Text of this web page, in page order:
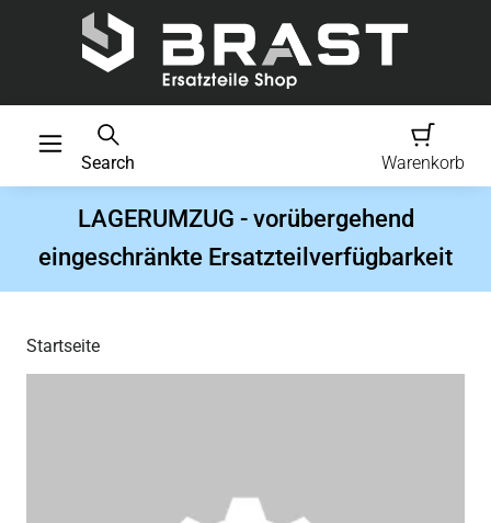
Search Warenkorb
LAGERUMZUG - vorübergehend
eingeschränkte Ersatzteilverfügbarkeit
Startseite